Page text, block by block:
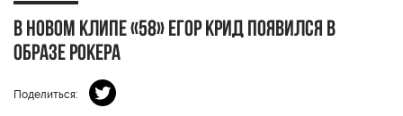
В новом клипе «58» Егор Крид появился в
образе рокера
Поделиться: